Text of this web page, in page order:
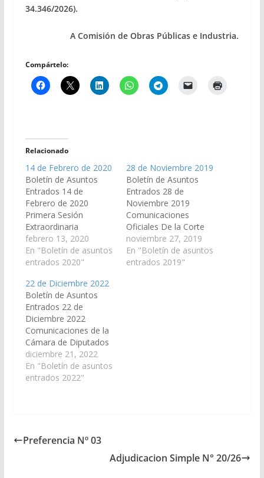
34.346/2026).
A Comisión de Obras Públicas e Industria.
Compártelo:
Relacionado
14 de Febrero de 2020
Boletín de Asuntos
Entrados 14 de
Febrero de 2020
Primera Sesión
Extraordinaria
Comunicaciones de la
Cámara de Diputados
1.- Proyecto de Ley en
establece un Régimen
Especial y Transitorio
de Regularización de
Deudas Provinciales.
(Expte. N° 91-
41.805/20 - A la
Comisión de
Economía, Finanzas
Públicas,…
febrero 13, 2020
En "Boletín de asuntos
entrados 2020"
28 de Noviembre 2019
Boletín de Asuntos
Entrados 28 de
Noviembre 2019
Comunicaciones
Oficiales De la Corte
de Justicia de Salta,
remiten Acordada de
Presupuesto Ejercicio
noviembre 27, 2019
En "Boletín de asuntos
entrados 2019"
22 de Diciembre 2022
Boletín de Asuntos
Entrados 22 de
Diciembre 2022
Comunicaciones de la
Cámara de Diputados
Proyecto de Ley en
Revisión. Presupuesto
General de la
a Comisión de
diciembre 21, 2022
En "Boletín de asuntos
entrados 2022"
Preferencia Nº 03
Adjudicacion Simple N° 20/26